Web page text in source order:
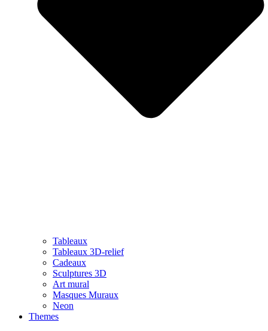
Tableaux
Tableaux 3D-relief
Cadeaux
Sculptures 3D
Art mural
Masques Muraux
Neon
Themes